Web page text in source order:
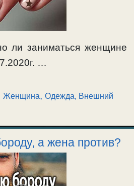
ли заниматься женщине
…
Женщина,Одежда, Внешний
а жена против?